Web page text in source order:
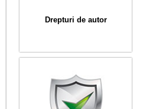
Drepturi de autor